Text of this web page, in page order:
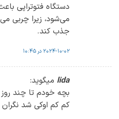
دستگاه فتوتراپی
می‌شود، زیرا چربی
جذب کند.
2024-10-02 در 10:45
lida میگوید:
بچه خودم تا چند
کم کم اوکی شد نگران